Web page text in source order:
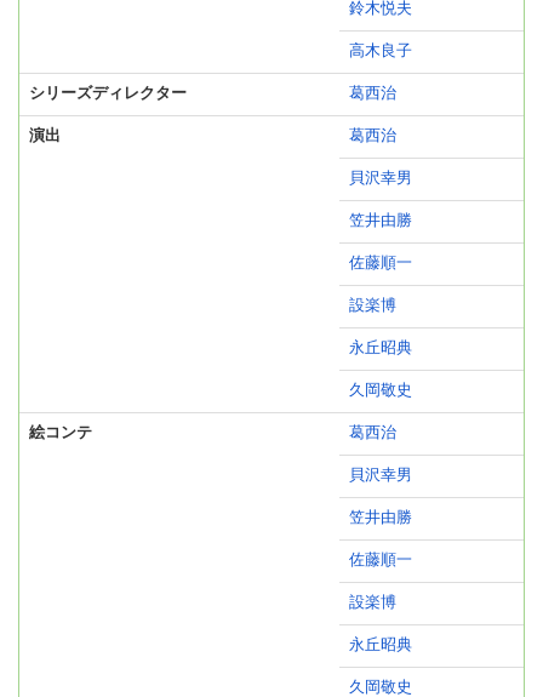
鈴木悦夫
高木良子
シリーズディレクター 葛西治
演出 葛西治
貝沢幸男
笠井由勝
佐藤順一
設楽博
永丘昭典
久岡敬史
絵コンテ 葛西治
貝沢幸男
笠井由勝
佐藤順一
設楽博
永丘昭典
久岡敬史